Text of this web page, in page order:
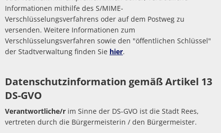
Informationen mithilfe des S/MIME-
Verschlüsselungsverfahrens oder auf dem Postweg zu
versenden. Weitere Informationen zum
Verschlüsselungsverfahren sowie den "öffentlichen Schlüssel"
der Stadtverwaltung finden Sie hier.
Datenschutzinformation gemäß Artikel 13
DS-GVO
Verantwortliche/r im Sinne der DS-GVO ist die Stadt Rees,
vertreten durch die Bürgermeisterin / den Bürgermeister.